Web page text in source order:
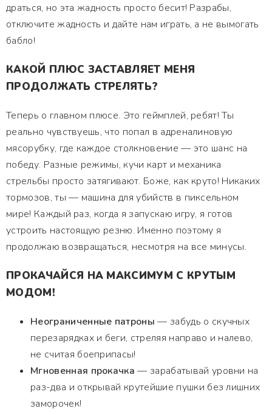
драться, но эта жадность просто бесит! Разрабы,
отключите жадность и дайте нам играть, а не вымогать
бабло!
КАКОЙ ПЛЮС ЗАСТАВЛЯЕТ МЕНЯ
ПРОДОЛЖАТЬ СТРЕЛЯТЬ?
Теперь о главном плюсе. Это геймплей, ребят! Ты
реально чувствуешь, что попал в адреналиновую
мясорубку, где каждое столкновение — это шанс на
победу. Разные режимы, кучи карт и механика
стрельбы просто затягивают. Боже, как круто! Никаких
тормозов, ты — машина для убийств в пиксельном
мире! Каждый раз, когда я запускаю игру, я готов
устроить настоящую резню. Именно поэтому я
продолжаю возвращаться, несмотря на все минусы.
ПРОКАЧАЙСЯ НА МАКСИМУМ С КРУТЫМ
МОДОМ!
Неограниченные патроны — забудь о скучных
перезарядках и беги, стреляя направо и налево,
не считая боеприпасы!
Мгновенная прокачка — зарабатывай уровни на
раз-два и открывай крутейшие пушки без лишних
заморочек!